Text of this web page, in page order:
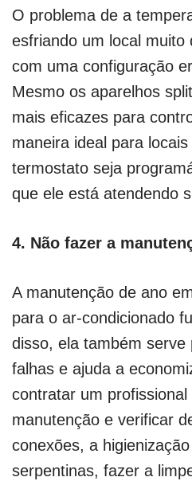
O problema de a
esfriando um local
com uma configuração
Mesmo os aparelhos
mais eficazes para
maneira ideal para
termostato seja
que ele está atendendo
4. Não fazer a
A manutenção de ano
para o ar-condicionado
disso, ela também serve
falhas e ajuda a
contratar um
manutenção e verificar
conexões, a
serpentinas, fazer a